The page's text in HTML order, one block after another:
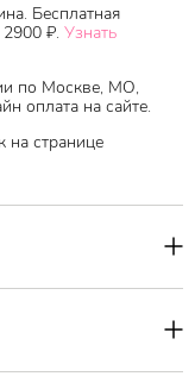
Бесплатная
2900 ₽. Узнать
по Москве, МО,
оплата на сайте.
на странице
женьшенем, медом,
возвращает
блеск, не зависимо